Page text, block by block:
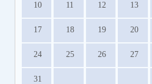
10 11 12 13
17 18 19 20
24 25 26 27
31